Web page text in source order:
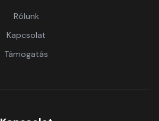
Rólunk
Kapcsolat
Támogatás